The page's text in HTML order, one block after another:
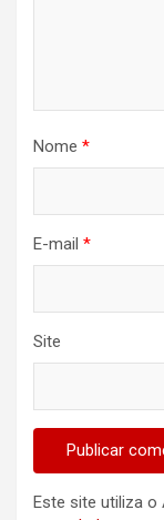
Nome *
E-mail *
Site
Este site utiliza o